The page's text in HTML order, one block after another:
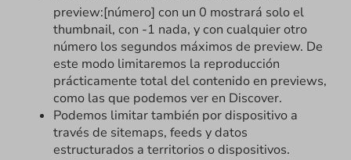
preview:[número] con un 0 mostrará solo el
thumbnail, con -1 nada, y con cualquier otro
número los segundos máximos de preview. De
este modo limitaremos la reproducción
prácticamente total del contenido en previews,
como las que podemos ver en Discover.
Podemos limitar también por dispositivo a
través de sitemaps, feeds y datos
estructurados a territorios o dispositivos.